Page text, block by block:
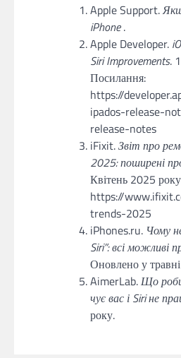
Apple Support.
iPhone.
Apple Developer.
Siri Improvements.
Посилання:
https://
ipados-release-
release-notes
iFixit.Звіт про
2025: поширені
Квітень 2025
https://
trends-2025
iPhones.ru. Чому
Siri”: всі можливі
Оновлено у
AimerLab.Що
чує вас і Siri не
року.